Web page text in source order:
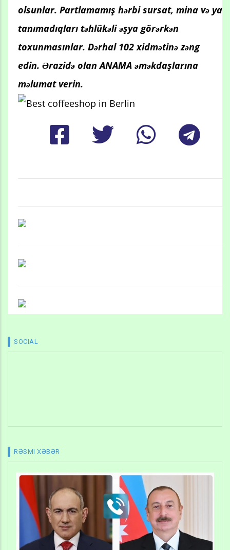
olsunlar. Partlamamış hərbi sursat, mina və ya
tanımadıqları təhlükəli əşya görərkən
toxunmasınlar. Dərhal 102 xidmətinə zəng
edin. Ərazidə olan ANAMA əməkdaşlarına
məlumat verin.
SOCIAL
RƏSMI XƏBƏR